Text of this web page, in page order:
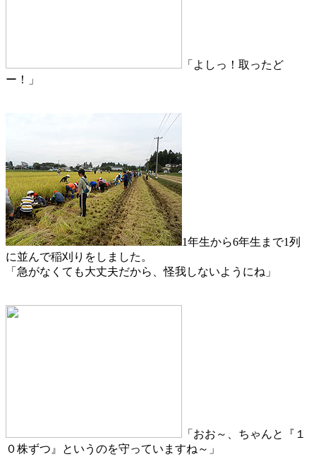
「よしっ！取ったど
ー！」
1年生から6年生まで1列
に並んで稲刈りをしました。
「急がなくても大丈夫だから、怪我しないようにね」
「おお～、ちゃんと『１
０株ずつ』というのを守っていますね～」